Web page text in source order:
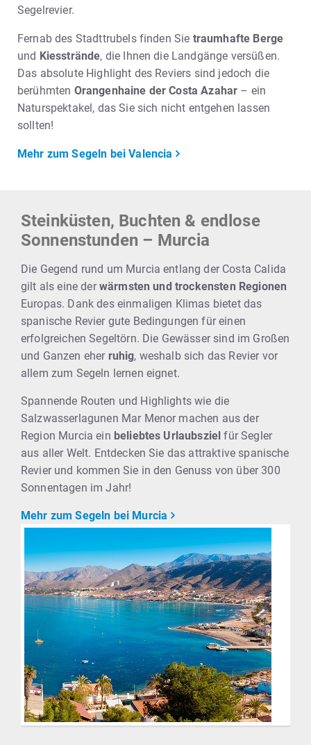
Segelrevier.
Fernab des Stadttrubels finden Sie traumhafte Berge
und Kiesstrände, die Ihnen die Landgänge versüßen.
Das absolute Highlight des Reviers sind jedoch die
berühmten Orangenhaine der Costa Azahar – ein
Naturspektakel, das Sie sich nicht entgehen lassen
sollten!
Mehr zum Segeln bei Valencia
Steinküsten, Buchten & endlose
Sonnenstunden – Murcia
Die Gegend rund um Murcia entlang der Costa Calida
gilt als eine derwärmsten und trockensten Regionen
Europas. Dank des einmaligen Klimas bietet das
spanische Revier gute Bedingungen für einen
erfolgreichen Segeltörn. Die Gewässer sind im Großen
und Ganzen eher ruhig, weshalb sich das Revier vor
allem zum Segeln lernen eignet.
Spannende Routen und Highlights wie die
Salzwasserlagunen Mar Menor machen aus der
Region Murcia ein beliebtes Urlaubsziel für Segler
aus aller Welt. Entdecken Sie das attraktive spanische
Revier und kommen Sie in den Genuss von über 300
Sonnentagen im Jahr!
Mehr zum Segeln bei Murcia